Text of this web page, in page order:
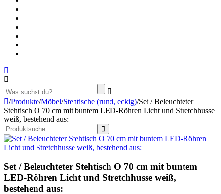
/Produkte/Möbel/Stehtische (rund, eckig)/Set / Beleuchteter
Stehtisch O 70 cm mit buntem LED-Röhren Licht und Stretchhusse
weiß, bestehend aus:
Set / Beleuchteter Stehtisch O 70 cm mit buntem
LED-Röhren Licht und Stretchhusse weiß,
bestehend aus: